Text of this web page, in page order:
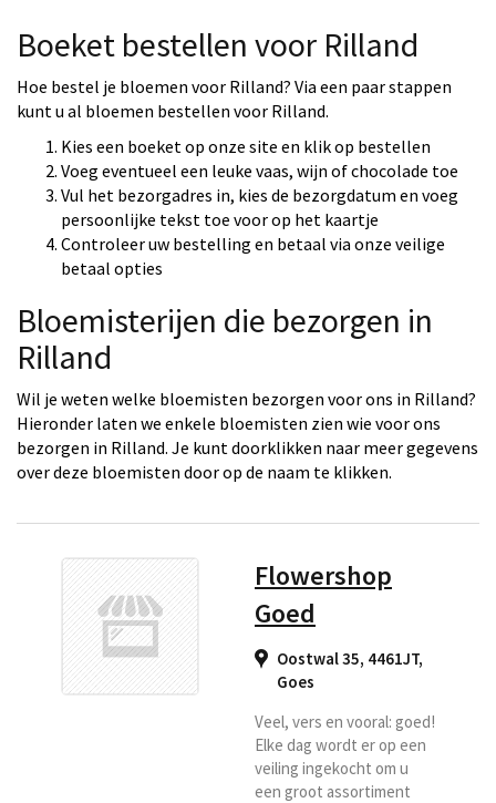
Boeket bestellen voor Rilland
Hoe bestel je bloemen voor Rilland? Via een paar stappen
kunt u al bloemen bestellen voor Rilland.
Kies een boeket op onze site en klik op bestellen
Voeg eventueel een leuke vaas, wijn of chocolade toe
Vul het bezorgadres in, kies de bezorgdatum en voeg
persoonlijke tekst toe voor op het kaartje
Controleer uw bestelling en betaal via onze veilige
betaal opties
Bloemisterijen die bezorgen in
Rilland
Wil je weten welke bloemisten bezorgen voor ons in Rilland?
Hieronder laten we enkele bloemisten zien wie voor ons
bezorgen in Rilland. Je kunt doorklikken naar meer gegevens
over deze bloemisten door op de naam te klikken.
Flowershop
Goed
Oostwal 35, 4461JT,
Goes
Veel, vers en vooral: goed!
Elke dag wordt er op een
veiling ingekocht om u
een groot assortiment